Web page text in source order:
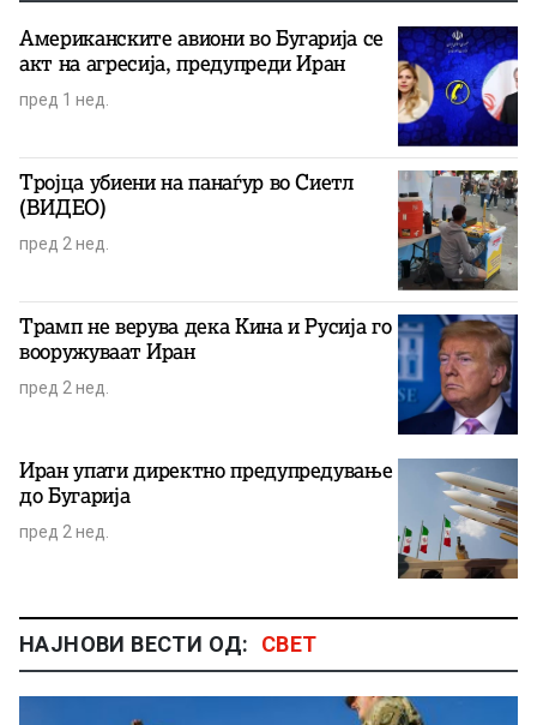
Американските авиони во Бугарија се
акт на агресија, предупреди Иран
пред 1 нед.
Тројца убиени на панаѓур во Сиетл
(ВИДЕО)
пред 2 нед.
Трамп не верува дека Кина и Русија го
вооружуваат Иран
пред 2 нед.
Иран упати директно предупредување
до Бугарија
пред 2 нед.
НАЈНОВИ ВЕСТИ ОД: СВЕТ